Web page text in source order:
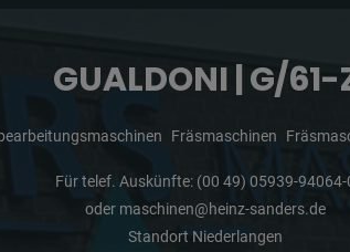
GUALDONI | G/61-
Fräsmaschinen
Für telef. Auskünfte: (00 49) 05939-94064-
oder maschinen@heinz-sanders.de
Standort Niederlangen